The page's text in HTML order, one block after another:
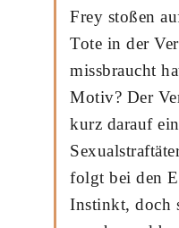
Frey stoßen
Tote in der
missbraucht
Motiv? Der
kurz darauf
folgt bei den
Instinkt, doch